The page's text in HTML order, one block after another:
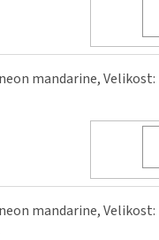
mandarine, Velikost:
mandarine, Velikost: